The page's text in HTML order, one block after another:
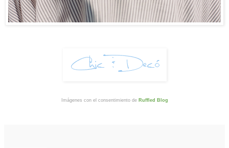
Imágenes con el consentimiento de Ruffled Blog